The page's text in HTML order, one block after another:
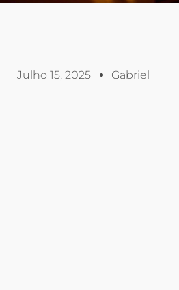
Julho 15, 2025 Gabriel